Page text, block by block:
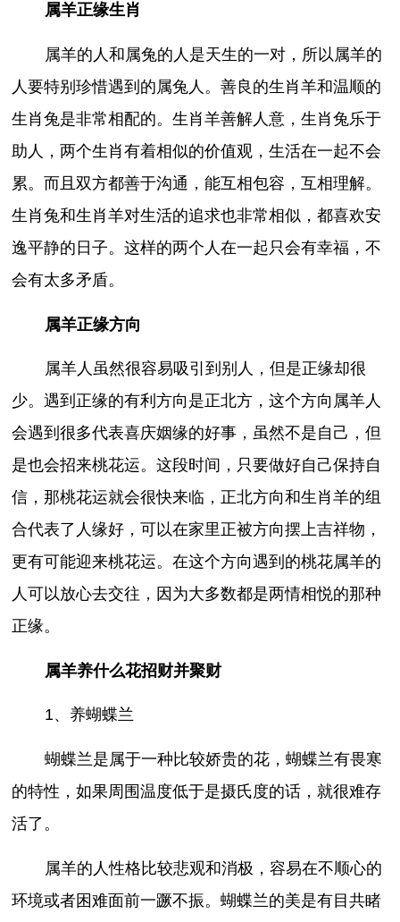
属羊正缘生肖
属羊的人和属兔的人是天生的一对，所以属羊的
人要特别珍惜遇到的属兔人。善良的生肖羊和温顺的
生肖兔是非常相配的。生肖羊善解人意，生肖兔乐于
助人，两个生肖有着相似的价值观，生活在一起不会
累。而且双方都善于沟通，能互相包容，互相理解。
生肖兔和生肖羊对生活的追求也非常相似，都喜欢安
逸平静的日子。这样的两个人在一起只会有幸福，不
会有太多矛盾。
属羊正缘方向
属羊人虽然很容易吸引到别人，但是正缘却很
少。遇到正缘的有利方向是正北方，这个方向属羊人
会遇到很多代表喜庆姻缘的好事，虽然不是自己，但
是也会招来桃花运。这段时间，只要做好自己保持自
信，那桃花运就会很快来临，正北方向和生肖羊的组
合代表了人缘好，可以在家里正被方向摆上吉祥物，
更有可能迎来桃花运。在这个方向遇到的桃花属羊的
人可以放心去交往，因为大多数都是两情相悦的那种
正缘。
属羊养什么花招财并聚财
1、养蝴蝶兰
蝴蝶兰是属于一种比较娇贵的花，蝴蝶兰有畏寒
的特性，如果周围温度低于是摄氏度的话，就很难存
活了。
属羊的人性格比较悲观和消极，容易在不顺心的
环境或者困难面前一蹶不振。蝴蝶兰的美是有目共睹